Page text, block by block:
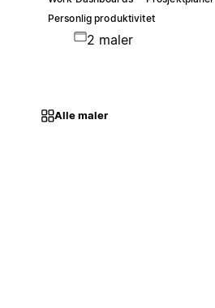
Personlig produktivitet
2 maler
Alle maler